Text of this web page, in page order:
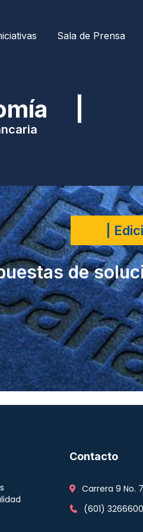
Sala de Prensa
|
|
de
Contacto
Carrera 9 No.
(601) 3266600